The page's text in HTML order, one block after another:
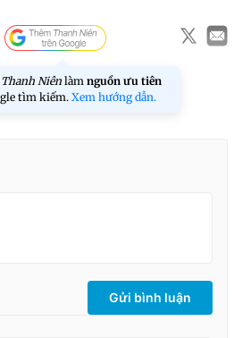
Thanh Niên làm nguồn ưu tiên
tìm kiếm. Xem hướng dẫn.
Gửi bình luận